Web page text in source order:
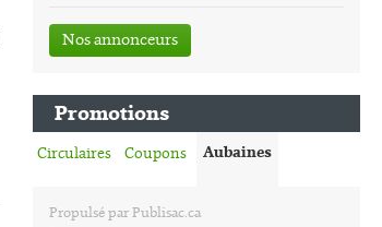
Nos annonceurs
Promotions
Circulaires Coupons Aubaines
Propulsé par Publisac.ca